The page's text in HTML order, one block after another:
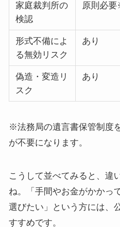
家庭裁判所の
検認
原則必
形式不備によ
る無効リスク
あり
偽造・変造リ
スク
あり
※法務局の遺言書保管制度
が不要になります。
こうして並べてみると、違
ね。「手間やお金がかかっ
選びたい」という方には、
すすめです。